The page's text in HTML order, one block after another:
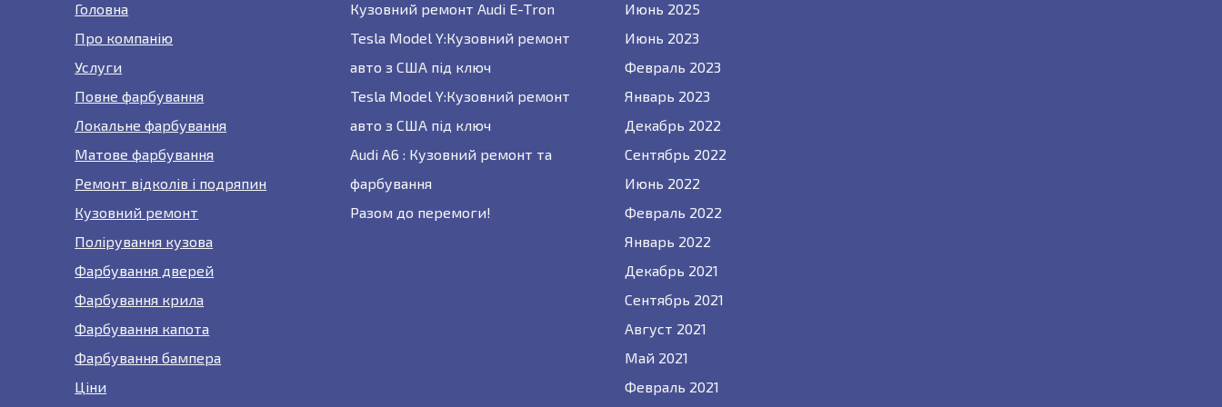
Головна
Про компанію
Услуги
Повне фарбування
Локальне фарбування
Матове фарбування
Ремонт відколів і подряпин
Кузовний ремонт
Полірування кузова
Фарбування дверей
Фарбування крила
Фарбування капота
Фарбування бампера
Ціни
Кузовний ремонт Audi E-Tron
Tesla Model Y:Кузовний ремонт
авто з США під ключ
Tesla Model Y:Кузовний ремонт
авто з США під ключ
Audi A6 : Кузовний ремонт та
фарбування
Разом до перемоги!
Июнь 2025
Июнь 2023
Февраль 2023
Январь 2023
Декабрь 2022
Сентябрь 2022
Июнь 2022
Февраль 2022
Январь 2022
Декабрь 2021
Сентябрь 2021
Август 2021
Май 2021
Февраль 2021